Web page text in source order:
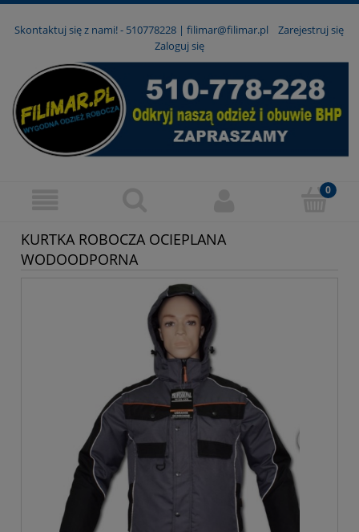
Skontaktuj się z nami! - 510778228 | filimar@filimar.pl
Zarejestruj się
Zaloguj się
KURTKA ROBOCZA OCIEPLANA
WODOODPORNA